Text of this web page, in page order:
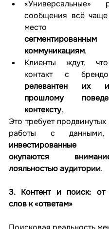
«Универсальные»
сообщения всё чаще
место
сегментированным
коммуникациям.
Клиенты ждут,
релевантен их
прошлому
контексту.
Это требует продвинутых
инвестированные
окупаются
лояльностью аудитории.
3. Контент и поиск: от
слов к «ответам»